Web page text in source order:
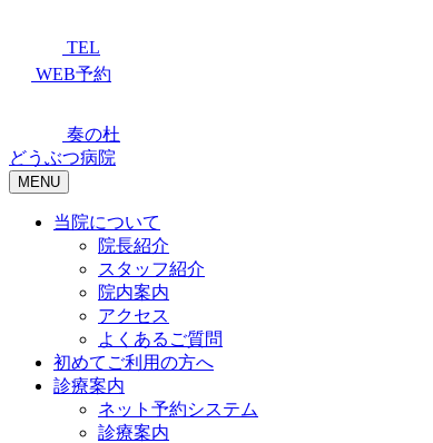
TEL
WEB予約
奏の杜
どうぶつ病院
MENU
当院について
院長紹介
スタッフ紹介
院内案内
アクセス
よくあるご質問
初めてご利用の方へ
診療案内
ネット予約システム
診療案内